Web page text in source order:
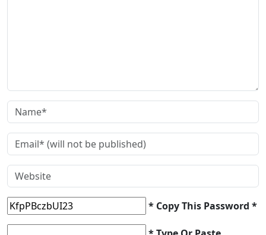
* Copy This Password *